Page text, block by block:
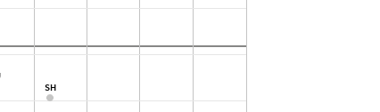
Einwohner/in im Alter 65+. Data ranges from 3.9 to 14.1.
SH
SH